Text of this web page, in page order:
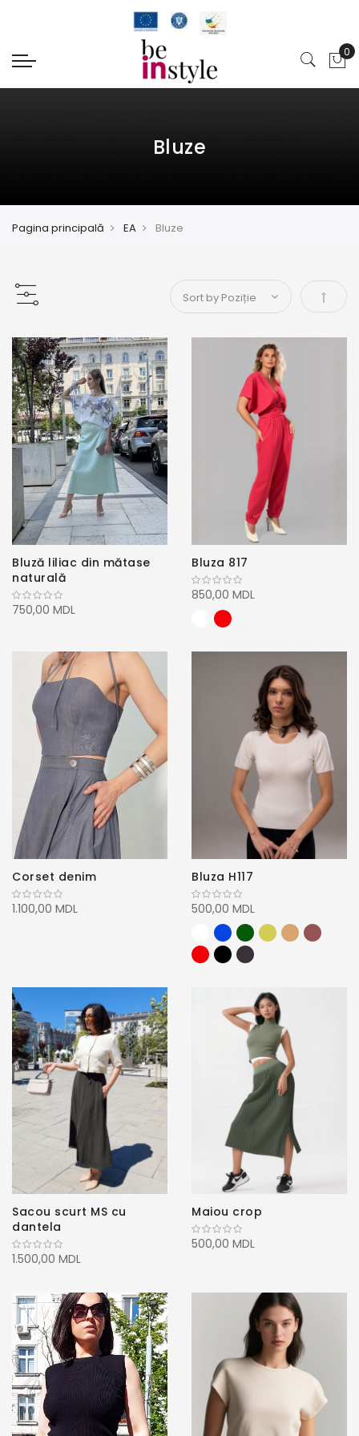
Bluze
Pagina principală EA Bluze
Setați
Bluză liliac din mătase
naturală
750,00 MDL
Bluza 817
850,00 MDL
Corset denim
1.100,00 MDL
Bluza H117
500,00 MDL
Sacou scurt MS cu
dantela
1.500,00 MDL
Maiou crop
500,00 MDL